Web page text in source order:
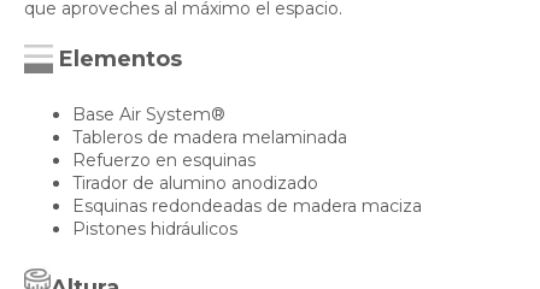
que aproveches al máximo el espacio.
Elementos
Base Air System®
Tableros de madera melaminada
Refuerzo en esquinas
Tirador de alumino anodizado
Esquinas redondeadas de madera maciza
Pistones hidráulicos